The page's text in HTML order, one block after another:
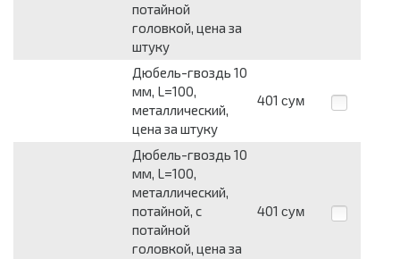
потайной
головкой, цена за
штуку
Дюбель-гвоздь 10
мм, L=100,
металлический,
цена за штуку
401 сум
Дюбель-гвоздь 10
мм, L=100,
металлический,
потайной, с
потайной
головкой, цена за
401 сум